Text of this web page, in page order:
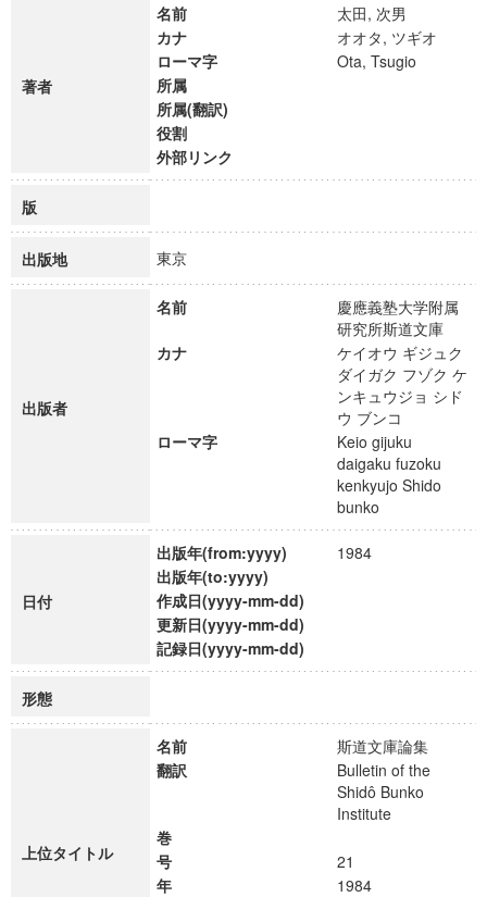
著者
名前
太田, 次男
カナ
オオタ, ツギオ
ローマ字
Ota, Tsugio
所属
所属(翻訳)
役割
外部リンク
版
出版地 東京
出版者
名前
慶應義塾大学附属
研究所斯道文庫
カナ
ケイオウ ギジュク
ダイガク フゾク ケ
ンキュウジョ シド
ウ ブンコ
ローマ字
Keio gijuku
daigaku fuzoku
kenkyujo Shido
bunko
日付
出版年(from:yyyy)
1984
出版年(to:yyyy)
作成日(yyyy-mm-dd)
更新日(yyyy-mm-dd)
記録日(yyyy-mm-dd)
形態
上位タイトル
名前
斯道文庫論集
翻訳
Bulletin of the
Shidô Bunko
Institute
巻
号
21
年
1984